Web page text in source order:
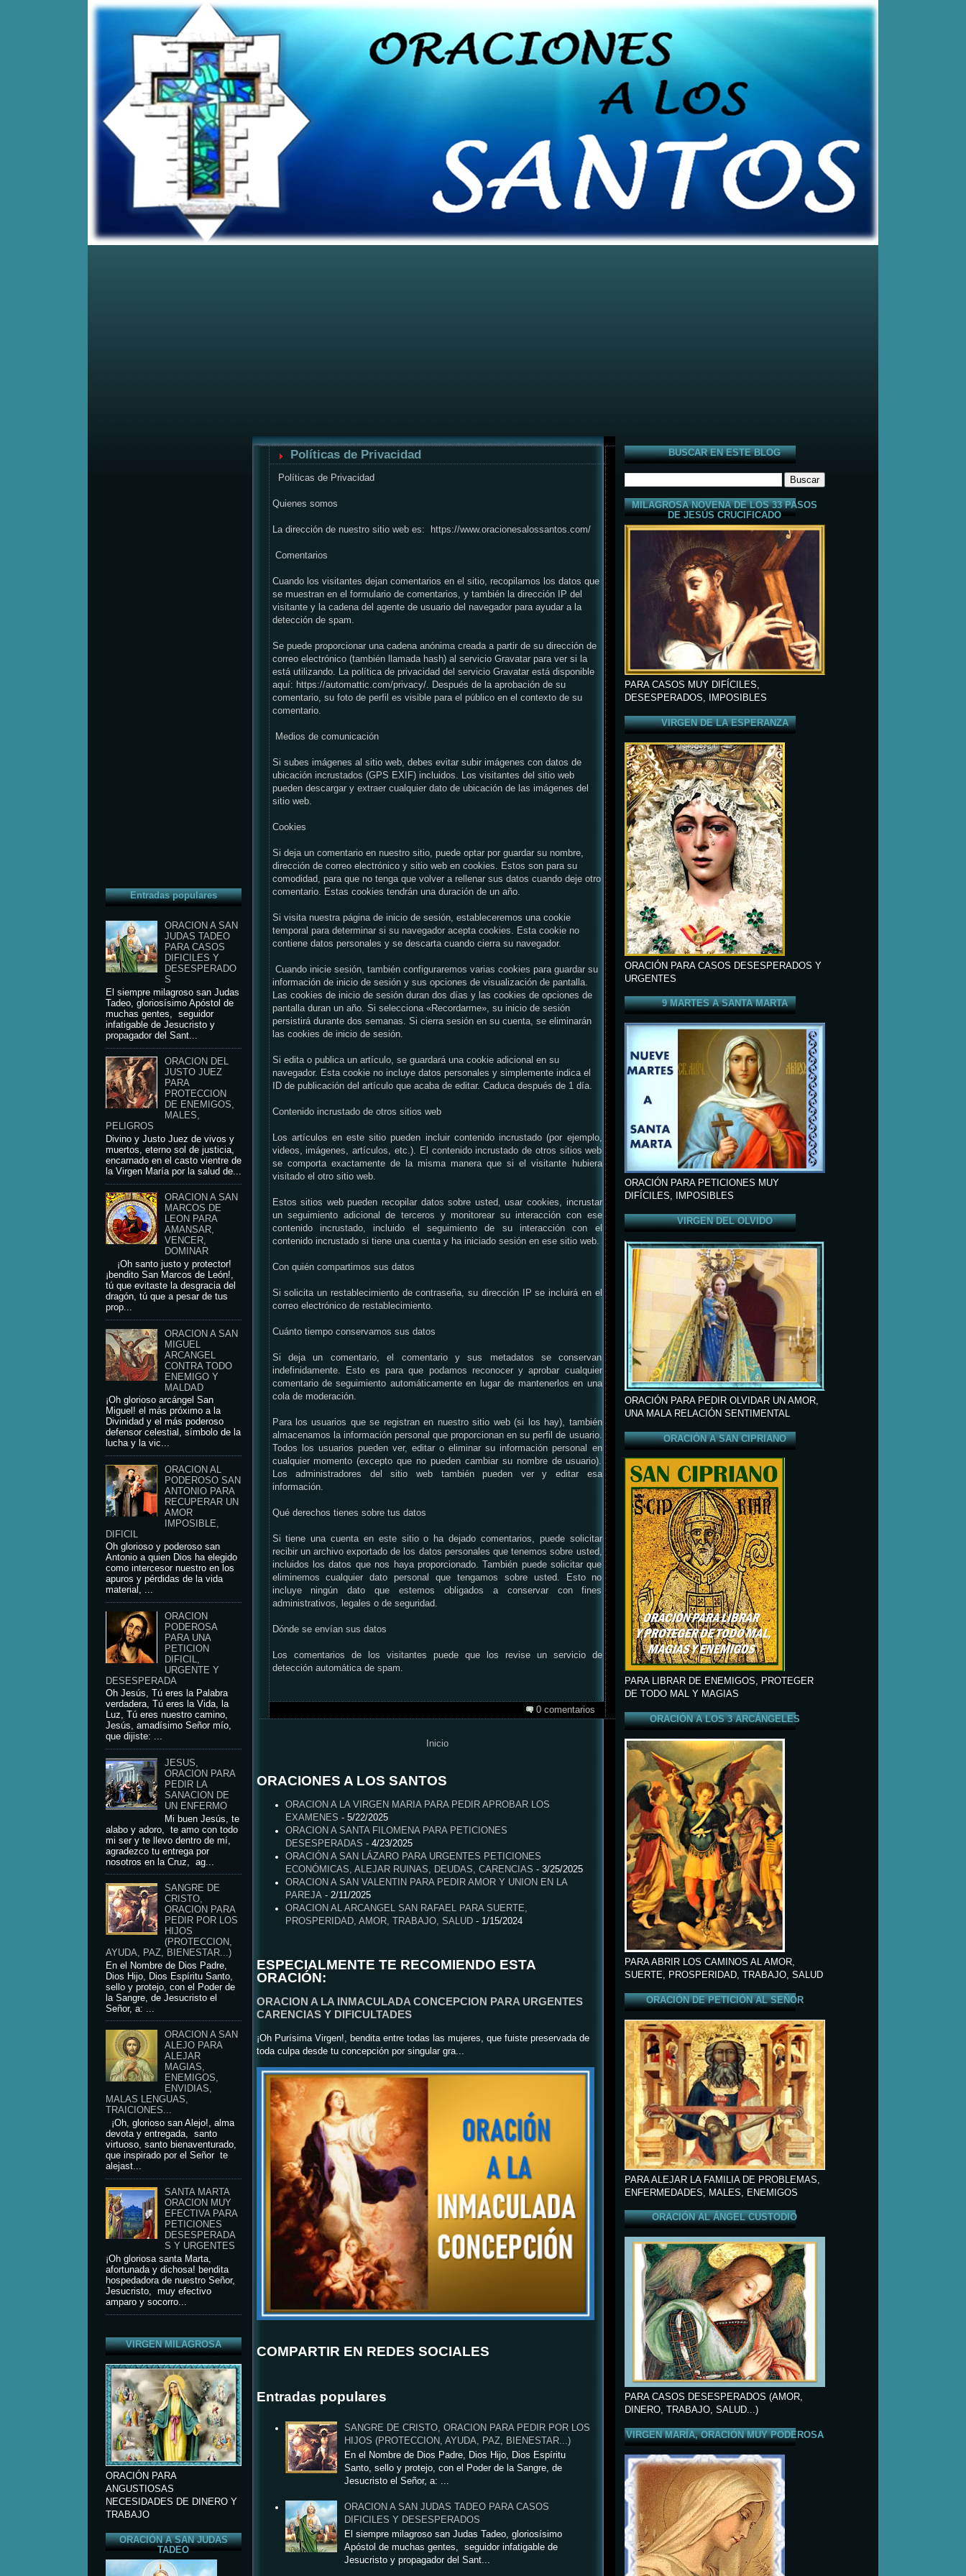
Home Posts RSS Comments RSS
Entradas populares
ORACION A SAN
JUDAS TADEO
PARA CASOS
DIFICILES Y
DESESPERADO
S
El siempre milagroso san Judas
Tadeo, gloriosísimo Apóstol de
muchas gentes, seguidor
infatigable de Jesucristo y
propagador del Sant...
ORACION DEL
JUSTO JUEZ
PARA
PROTECCION
DE ENEMIGOS,
MALES,
PELIGROS
Divino y Justo Juez de vivos y
muertos, eterno sol de justicia,
encarnado en el casto vientre de
la Virgen María por la salud de...
ORACION A SAN
MARCOS DE
LEON PARA
AMANSAR,
VENCER,
DOMINAR
¡Oh santo justo y protector!
¡bendito San Marcos de León!,
tú que evitaste la desgracia del
dragón, tú que a pesar de tus
prop...
ORACION A SAN
MIGUEL
ARCANGEL
CONTRA TODO
ENEMIGO Y
MALDAD
¡Oh glorioso arcángel San
Miguel! el más próximo a la
Divinidad y el más poderoso
defensor celestial, símbolo de la
lucha y la vic...
ORACION AL
PODEROSO SAN
ANTONIO PARA
RECUPERAR UN
AMOR
IMPOSIBLE,
DIFICIL
Oh glorioso y poderoso san
Antonio a quien Dios ha elegido
como intercesor nuestro en los
apuros y pérdidas de la vida
material, ...
ORACION
PODEROSA
PARA UNA
PETICION
DIFICIL,
URGENTE Y
DESESPERADA
Oh Jesús, Tú eres la Palabra
verdadera, Tú eres la Vida, la
Luz, Tú eres nuestro camino,
Jesús, amadísimo Señor mío,
que dijiste: ...
JESUS,
ORACION PARA
PEDIR LA
SANACION DE
UN ENFERMO
Mi buen Jesús, te
alabo y adoro, te amo con todo
mi ser y te llevo dentro de mí,
agradezco tu entrega por
nosotros en la Cruz, ag...
SANGRE DE
CRISTO,
ORACION PARA
PEDIR POR LOS
HIJOS
(PROTECCION,
AYUDA, PAZ, BIENESTAR...)
En el Nombre de Dios Padre,
Dios Hijo, Dios Espíritu Santo,
sello y protejo, con el Poder de
la Sangre, de Jesucristo el
Señor, a: ...
ORACION A SAN
ALEJO PARA
ALEJAR
MAGIAS,
ENEMIGOS,
ENVIDIAS,
MALAS LENGUAS,
TRAICIONES...
¡Oh, glorioso san Alejo!, alma
devota y entregada, santo
virtuoso, santo bienaventurado,
que inspirado por el Señor te
alejast...
SANTA MARTA
ORACION MUY
EFECTIVA PARA
PETICIONES
DESESPERADA
S Y URGENTES
¡Oh gloriosa santa Marta,
afortunada y dichosa! bendita
hospedadora de nuestro Señor,
Jesucristo, muy efectivo
amparo y socorro...
VIRGEN MILAGROSA
ORACIÓN PARA
ANGUSTIOSAS
NECESIDADES DE DINERO Y
TRABAJO
ORACIÓN A SAN JUDAS
TADEO
Políticas de Privacidad
Políticas de Privacidad
Quienes somos
La dirección de nuestro sitio web es: https://www.oracionesalossantos.com/
Comentarios
Cuando los visitantes dejan comentarios en el sitio, recopilamos los datos que
se muestran en el formulario de comentarios, y también la dirección IP del
visitante y la cadena del agente de usuario del navegador para ayudar a la
detección de spam.
Se puede proporcionar una cadena anónima creada a partir de su dirección de
correo electrónico (también llamada hash) al servicio Gravatar para ver si la
está utilizando. La política de privacidad del servicio Gravatar está disponible
aquí: https://automattic.com/privacy/. Después de la aprobación de su
comentario, su foto de perfil es visible para el público en el contexto de su
comentario.
Medios de comunicación
Si subes imágenes al sitio web, debes evitar subir imágenes con datos de
ubicación incrustados (GPS EXIF) incluidos. Los visitantes del sitio web
pueden descargar y extraer cualquier dato de ubicación de las imágenes del
sitio web.
Cookies
Si deja un comentario en nuestro sitio, puede optar por guardar su nombre,
dirección de correo electrónico y sitio web en cookies. Estos son para su
comodidad, para que no tenga que volver a rellenar sus datos cuando deje otro
comentario. Estas cookies tendrán una duración de un año.
Si visita nuestra página de inicio de sesión, estableceremos una cookie
temporal para determinar si su navegador acepta cookies. Esta cookie no
contiene datos personales y se descarta cuando cierra su navegador.
Cuando inicie sesión, también configuraremos varias cookies para guardar su
información de inicio de sesión y sus opciones de visualización de pantalla.
Las cookies de inicio de sesión duran dos días y las cookies de opciones de
pantalla duran un año. Si selecciona «Recordarme», su inicio de sesión
persistirá durante dos semanas. Si cierra sesión en su cuenta, se eliminarán
las cookies de inicio de sesión.
Si edita o publica un artículo, se guardará una cookie adicional en su
navegador. Esta cookie no incluye datos personales y simplemente indica el
ID de publicación del artículo que acaba de editar. Caduca después de 1 día.
Contenido incrustado de otros sitios web
Los artículos en este sitio pueden incluir contenido incrustado (por ejemplo,
videos, imágenes, artículos, etc.). El contenido incrustado de otros sitios web
se comporta exactamente de la misma manera que si el visitante hubiera
visitado el otro sitio web.
Estos sitios web pueden recopilar datos sobre usted, usar cookies, incrustar
un seguimiento adicional de terceros y monitorear su interacción con ese
contenido incrustado, incluido el seguimiento de su interacción con el
contenido incrustado si tiene una cuenta y ha iniciado sesión en ese sitio web.
Con quién compartimos sus datos
Si solicita un restablecimiento de contraseña, su dirección IP se incluirá en el
correo electrónico de restablecimiento.
Cuánto tiempo conservamos sus datos
Si deja un comentario, el comentario y sus metadatos se conservan
indefinidamente. Esto es para que podamos reconocer y aprobar cualquier
comentario de seguimiento automáticamente en lugar de mantenerlos en una
cola de moderación.
Para los usuarios que se registran en nuestro sitio web (si los hay), también
almacenamos la información personal que proporcionan en su perfil de usuario.
Todos los usuarios pueden ver, editar o eliminar su información personal en
cualquier momento (excepto que no pueden cambiar su nombre de usuario).
Los administradores del sitio web también pueden ver y editar esa
información.
Qué derechos tienes sobre tus datos
Si tiene una cuenta en este sitio o ha dejado comentarios, puede solicitar
recibir un archivo exportado de los datos personales que tenemos sobre usted,
incluidos los datos que nos haya proporcionado. También puede solicitar que
eliminemos cualquier dato personal que tengamos sobre usted. Esto no
incluye ningún dato que estemos obligados a conservar con fines
administrativos, legales o de seguridad.
Dónde se envían sus datos
Los comentarios de los visitantes puede que los revise un servicio de
detección automática de spam.
0 comentarios
Inicio
ORACIONES A LOS SANTOS
ORACION A LA VIRGEN MARIA PARA PEDIR APROBAR LOS
EXAMENES - 5/22/2025
ORACION A SANTA FILOMENA PARA PETICIONES
DESESPERADAS - 4/23/2025
ORACIÓN A SAN LÁZARO PARA URGENTES PETICIONES
ECONÓMICAS, ALEJAR RUINAS, DEUDAS, CARENCIAS - 3/25/2025
ORACION A SAN VALENTIN PARA PEDIR AMOR Y UNION EN LA
PAREJA- 2/11/2025
ORACION AL ARCANGEL SAN RAFAEL PARA SUERTE,
PROSPERIDAD, AMOR, TRABAJO, SALUD- 1/15/2024
ESPECIALMENTE TE RECOMIENDO ESTA
ORACIÓN:
ORACION A LA INMACULADA CONCEPCION PARA URGENTES
CARENCIAS Y DIFICULTADES
¡Oh Purísima Virgen!, bendita entre todas las mujeres, que fuiste preservada de
toda culpa desde tu concepción por singular gra...
COMPARTIR EN REDES SOCIALES
Entradas populares
SANGRE DE CRISTO, ORACION PARA PEDIR POR LOS
HIJOS (PROTECCION, AYUDA, PAZ, BIENESTAR...)
En el Nombre de Dios Padre, Dios Hijo, Dios Espíritu
Santo, sello y protejo, con el Poder de la Sangre, de
Jesucristo el Señor, a: ...
ORACION A SAN JUDAS TADEO PARA CASOS
DIFICILES Y DESESPERADOS
El siempre milagroso san Judas Tadeo, gloriosísimo
Apóstol de muchas gentes, seguidor infatigable de
Jesucristo y propagador del Sant...
BUSCAR EN ESTE BLOG
MILAGROSA NOVENA DE LOS 33 PASOS
DE JESÚS CRUCIFICADO
PARA CASOS MUY DIFÍCILES,
DESESPERADOS, IMPOSIBLES
VIRGEN DE LA ESPERANZA
ORACIÓN PARA CASOS DESESPERADOS Y
URGENTES
9 MARTES A SANTA MARTA
ORACIÓN PARA PETICIONES MUY
DIFÍCILES, IMPOSIBLES
VIRGEN DEL OLVIDO
ORACIÓN PARA PEDIR OLVIDAR UN AMOR,
UNA MALA RELACIÓN SENTIMENTAL
ORACIÓN A SAN CIPRIANO
PARA LIBRAR DE ENEMIGOS, PROTEGER
DE TODO MAL Y MAGIAS
ORACIÓN A LOS 3 ARCÁNGELES
PARA ABRIR LOS CAMINOS AL AMOR,
SUERTE, PROSPERIDAD, TRABAJO, SALUD
ORACIÓN DE PETICIÓN AL SEÑOR
PARA ALEJAR LA FAMILIA DE PROBLEMAS,
ENFERMEDADES, MALES, ENEMIGOS
ORACIÓN AL ÁNGEL CUSTODIO
PARA CASOS DESESPERADOS (AMOR,
DINERO, TRABAJO, SALUD...)
VIRGEN MARÍA, ORACIÓN MUY PODEROSA